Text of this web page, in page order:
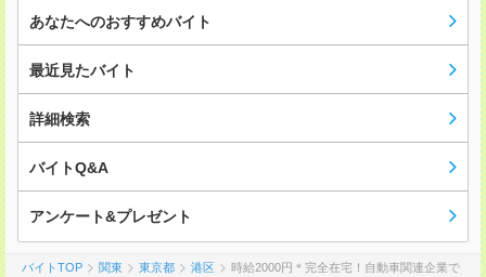
あなたへのおすすめバイト
最近見たバイト
詳細検索
バイトQ&A
アンケート&プレゼント
バイトTOP 関東 東京都 港区 時給2000円＊完全在宅！自動車関連企業で